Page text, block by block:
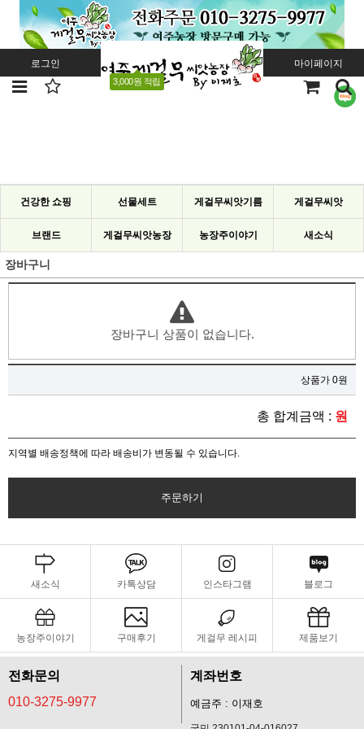
로그인 회원가입
3,000원 적립
주문조회 마이페이지
건강한 쇼핑 선물세트 게걸무씨앗기름 게걸무씨앗
브랜드 게걸무씨앗농장 농장주이야기 새소식
장바구니
장바구니 상품이 없습니다.
상품가 0원
총 합계금액 : 원
지역별 배송정책에 따라 배송비가 변동될 수 있습니다.
주문하기
새소식 카톡상담 인스타그램 블로그
농장주이야기 구매후기 게걸무 레시피 제품보기
전화문의
010-3275-9977
계좌번호
예금주 : 이재호